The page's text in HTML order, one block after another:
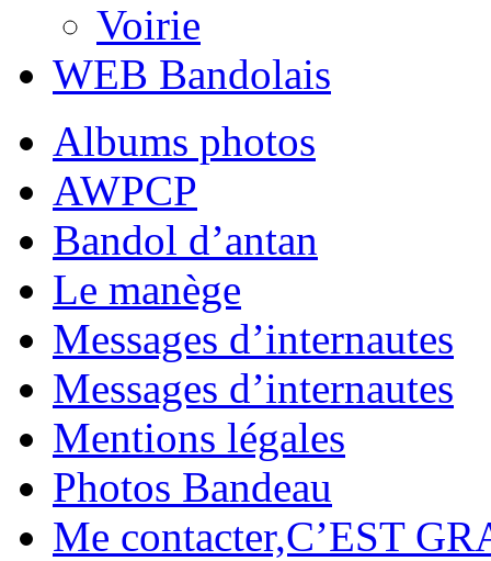
Voirie
WEB Bandolais
Albums photos
AWPCP
Bandol d’antan
Le manège
Messages d’internautes
Messages d’internautes
Mentions légales
Photos Bandeau
Me contacter,C’EST